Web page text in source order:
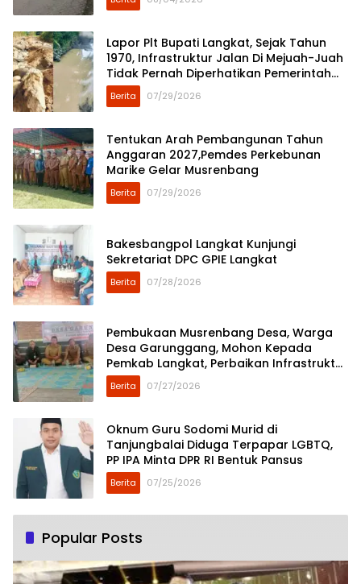
Lapor Plt Bupati Langkat, Sejak Tahun
1970, Infrastruktur Jalan Di Mejuah-Juah
Tidak Pernah Diperhatikan Pemerintah
Kabupaten Langkat
Berita 07/29/2026
Tentukan Arah Pembangunan Tahun
Anggaran 2027,Pemdes Perkebunan
Marike Gelar Musrenbang
Berita 07/29/2026
Bakesbangpol Langkat Kunjungi
Sekretariat DPC GPIE Langkat
Berita 07/28/2026
Pembukaan Musrenbang Desa, Warga
Desa Garunggang, Mohon Kepada
Pemkab Langkat, Perbaikan Infrastruktur
di Dusun Mejuah-Juah
Berita 07/27/2026
Oknum Guru Sodomi Murid di
Tanjungbalai Diduga Terpapar LGBTQ,
PP IPA Minta DPR RI Bentuk Pansus
Berita 07/25/2026
Popular Posts